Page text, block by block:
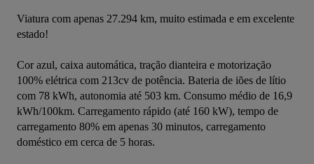
Viatura com apenas 27.294 km, muito estimada e em excelente
estado!
Cor azul, caixa automática, tração dianteira e motorização
100% elétrica com 213cv de potência. Bateria de iões de lítio
com 78 kWh, autonomia até 503 km. Consumo médio de 16,9
kWh/100km. Carregamento rápido (até 160 kW), tempo de
carregamento 80% em apenas 30 minutos, carregamento
doméstico em cerca de 5 horas.